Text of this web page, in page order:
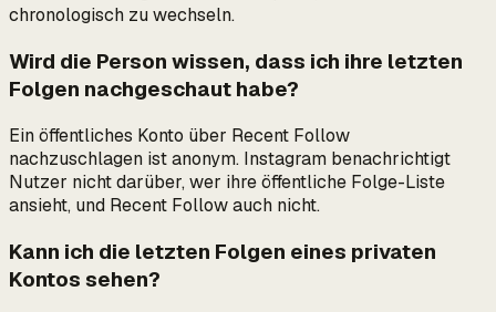
chronologisch zu wechseln.
Wird die Person wissen, dass ich ihre letzten
Folgen nachgeschaut habe?
Ein öffentliches Konto über Recent Follow
nachzuschlagen ist anonym. Instagram benachrichtigt
Nutzer nicht darüber, wer ihre öffentliche Folge-Liste
ansieht, und Recent Follow auch nicht.
Kann ich die letzten Folgen eines privaten
Kontos sehen?